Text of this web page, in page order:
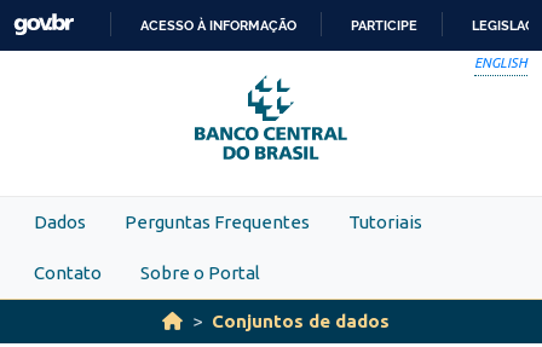
Skip to main content
PARA
O
CONTEÚDO
ACESSO À INFORMAÇÃO PARTICIPE
ENGLISH
Dados Perguntas Frequentes Tutoriais
Contato Sobre o Portal
Conjuntos de dados